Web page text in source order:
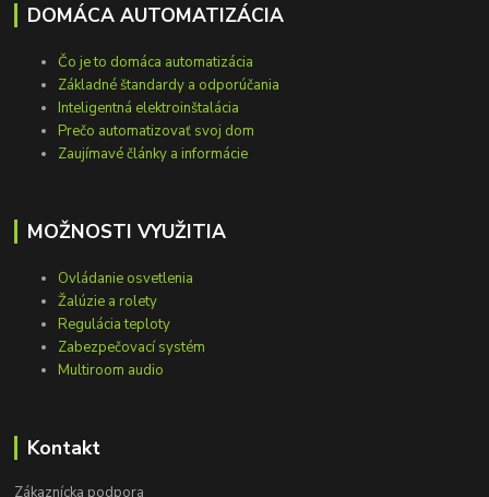
DOMÁCA AUTOMATIZÁCIA
Čo je to domáca automatizácia
Základné štandardy a odporúčania
Inteligentná elektroinštalácia
Prečo automatizovať svoj dom
Zaujímavé články a informácie
MOŽNOSTI VYUŽITIA
Ovládanie osvetlenia
Žalúzie a rolety
Regulácia teploty
Zabezpečovací systém
Multiroom audio
Kontakt
Zákaznícka podpora